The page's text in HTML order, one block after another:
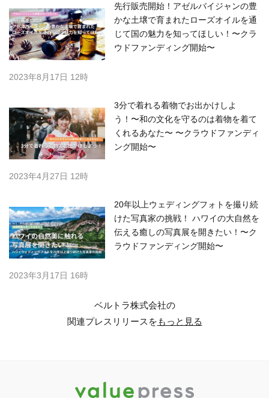
先行販売開始！アゼルバイジャンの豊
かな土壌で育まれたローズオイルを通
じて国の魅力を知ってほしい！〜クラ
ウドファンディング開始〜
2023年8月17日 12時
3分で着れる着物でお出かけしよ
う！〜和の文化を守るのは着物を着て
くれるあなた〜 〜クラウドファンディ
ング開始〜
2023年4月27日 12時
20年以上ウェディングフォトを撮り続
けた写真家の挑戦！ ハワイの大自然を
伝える癒しの写真展を開きたい！〜ク
ラウドファンディング開始〜
2023年3月17日 16時
ベルトラ株式会社の
関連プレスリリースをもっと見る